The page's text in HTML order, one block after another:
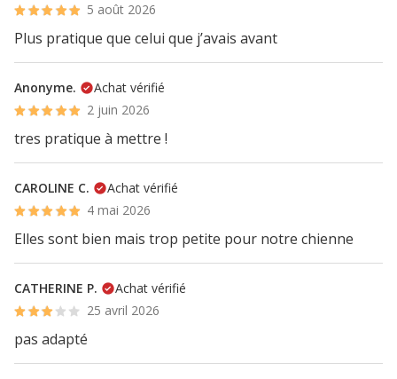
5 août 2026
Plus pratique que celui que j’avais avant
Anonyme.
Achat vérifié
2 juin 2026
tres pratique à mettre !
CAROLINE C.
Achat vérifié
4 mai 2026
Elles sont bien mais trop petite pour notre chienne
CATHERINE P.
Achat vérifié
25 avril 2026
pas adapté